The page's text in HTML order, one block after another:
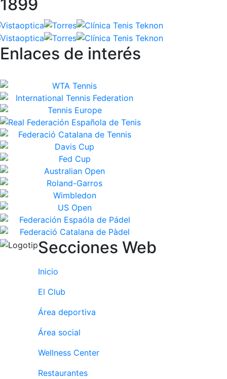
1899
Enlaces de interés
Secciones Web
Inicio
El Club
Área deportiva
Área social
Wellness Center
Restaurantes